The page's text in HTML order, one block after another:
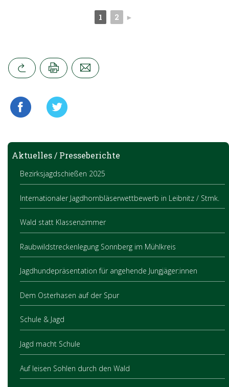
1 2 ►
Aktuelles / Presseberichte
Bezirksjagdschießen 2025
Internationaler Jagdhornbläserwettbewerb in Leibnitz / Stmk.
Wald statt Klassenzimmer
Raubwildstreckenlegung Sonnberg im Mühlkreis
Jagdhundepräsentation für angehende Jungjäger:innen
Dem Osterhasen auf der Spur
Schule & Jagd
Jagd macht Schule
Auf leisen Sohlen durch den Wald